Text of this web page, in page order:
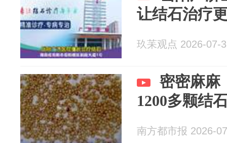
让结石治疗
玖苿观点 2026-07-
密密麻麻
1200多颗结
南方都市报 2026-